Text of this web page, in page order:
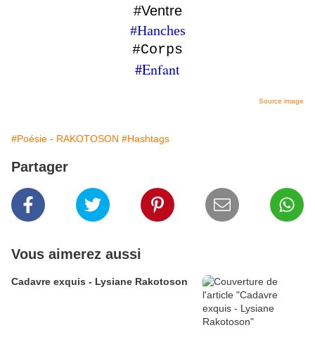
#Ventre
#Hanches
#Corps
#Enfant
Source image
#Poésie - RAKOTOSON #Hashtags
Partager
Vous aimerez aussi
Cadavre exquis - Lysiane Rakotoson